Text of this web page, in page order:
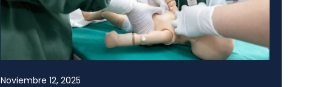
Noviembre 12, 2025